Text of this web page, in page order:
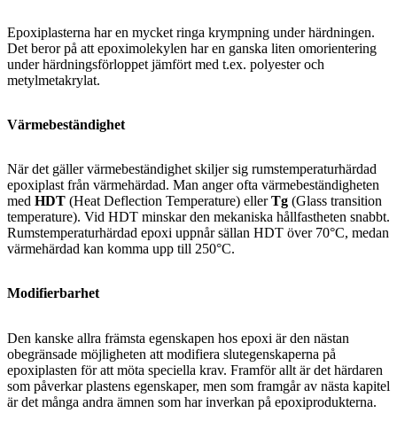
Epoxiplasterna har en mycket ringa krympning under härdningen.
Det beror på att epoximolekylen har en ganska liten omorientering
under härdningsförloppet jämfört med t.ex. polyester och
metylmetakrylat.
Värmebeständighet
När det gäller värmebeständighet skiljer sig rumstemperaturhärdad
epoxiplast från värmehärdad. Man anger ofta värmebeständigheten
med HDT (Heat Deflection Temperature) ellerTg (Glass transition
temperature). Vid HDT minskar den mekaniska hållfastheten snabbt.
Rumstemperaturhärdad epoxi uppnår sällan HDT över 70°C, medan
värmehärdad kan komma upp till 250°C.
Modifierbarhet
Den kanske allra främsta egenskapen hos epoxi är den nästan
obegränsade möjligheten att modifiera slutegenskaperna på
epoxiplasten för att möta speciella krav. Framför allt är det härdaren
som påverkar plastens egenskaper, men som framgår av nästa kapitel
är det många andra ämnen som har inverkan på epoxiprodukterna.